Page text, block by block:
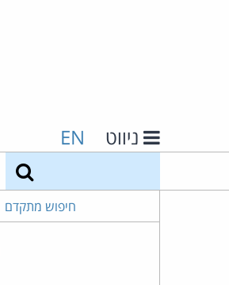
ניווט EN
חיפוש מתקדם